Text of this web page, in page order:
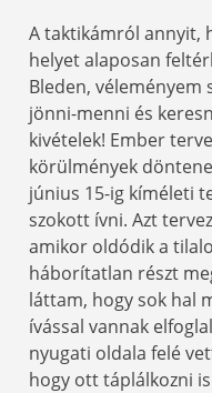
A taktikámról annyit,
helyet alaposan
Bleden,
jönni-menni és
kivételek! Ember
körülmények
június 15-ig kíméleti
szokott ívni. Azt
amikor oldódik a
háborítatlan részt
láttam, hogy sok hal
ívással vannak
nyugati oldala felé
hogy ott táplálkozni